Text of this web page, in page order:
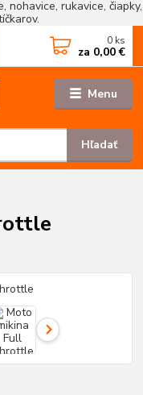
nohavice, rukavice, čiapky,
Menu
Hľadať
0 ks
za 0,00 €